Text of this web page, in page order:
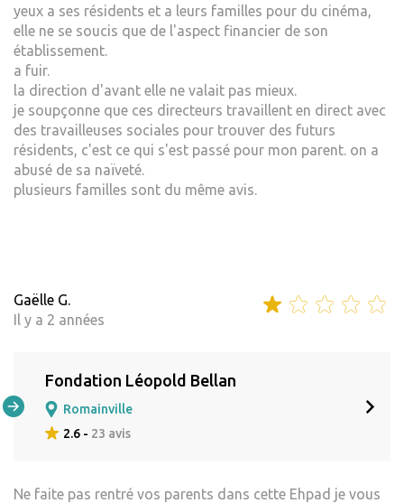
yeux a ses résidents et a leurs familles pour du cinéma,
elle ne se soucis que de l'aspect financier de son
établissement.
a fuir.
la direction d'avant elle ne valait pas mieux.
je soupçonne que ces directeurs travaillent en direct avec
des travailleuses sociales pour trouver des futurs
résidents, c'est ce qui s'est passé pour mon parent. on a
abusé de sa naïveté.
plusieurs familles sont du même avis.
Gaëlle G.
Il y a 2 années
Fondation Léopold Bellan
Romainville
2.6 - 23 avis
Ne faite pas rentré vos parents dans cette Ehpad je vous